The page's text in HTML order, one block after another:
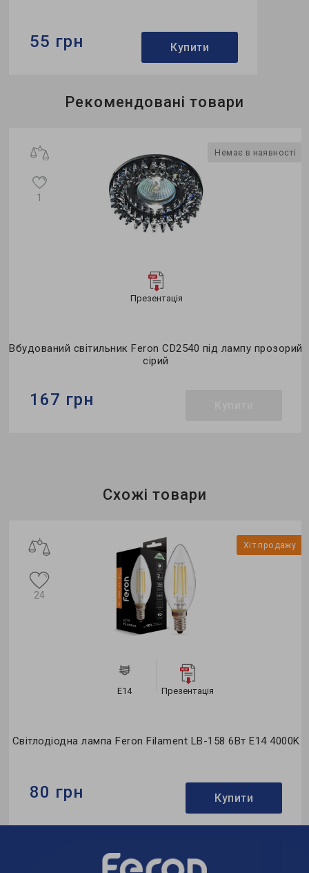
55 грн Купити
Feron
Рекомендовані товари
Немає в наявності
Презентація
Вбудований світильник Feron CD2540 під лампу прозорий
сірий
1
167 грн
MR16Схожі товари
Хіт продажу
E14 Презентація
Світлодіодна лампа Feron Filament LB-158 6Вт E14 4000K
24
80 грн Купити
С-тип